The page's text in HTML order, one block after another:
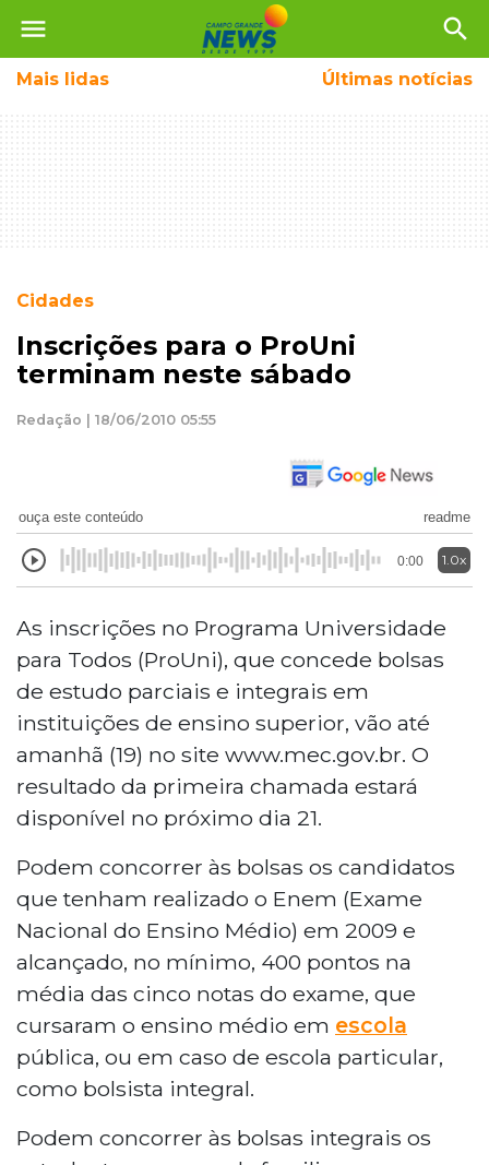
menu search
Mais lidas Últimas notícias
Cidades
Inscrições para o ProUni
terminam neste sábado
Redação | 18/06/2010 05:55
ouça este conteúdo readme
0:00 1.0x
As inscrições no Programa Universidade
para Todos (ProUni), que concede bolsas
de estudo parciais e integrais em
instituições de ensino superior, vão até
amanhã (19) no site www.mec.gov.br. O
resultado da primeira chamada estará
disponível no próximo dia 21.
Podem concorrer às bolsas os candidatos
que tenham realizado o Enem (Exame
Nacional do Ensino Médio) em 2009 e
alcançado, no mínimo, 400 pontos na
média das cinco notas do exame, que
cursaram o ensino médio em escola
pública, ou em caso de escola particular,
como bolsista integral.
Podem concorrer às bolsas integrais os